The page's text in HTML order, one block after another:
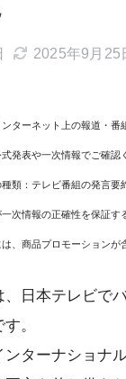
2025年9月25
ターネット上の報道・番
発表や一次情報でご確認
類：テレビ番組の発言要
次情報の正確性を保証す
、商品プロモーションが
日本テレビで
。
ンターナショナ